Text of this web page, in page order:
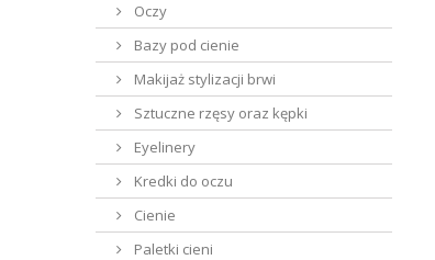
Oczy
Bazy pod cienie
Makijaż stylizacji brwi
Sztuczne rzęsy oraz kępki
Eyelinery
Kredki do oczu
Cienie
Paletki cieni